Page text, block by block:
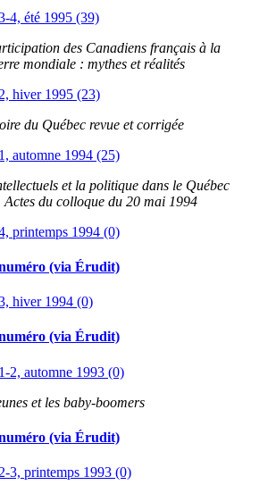
4, été 1995 (39)
des Canadiens français à la
mondiale : mythes et réalités
hiver 1995 (23)
du Québec revue et corrigée
automne 1994 (25)
et la politique dans le Québec
du colloque du 20 mai 1994
printemps 1994 (0)
(via Érudit)
hiver 1994 (0)
(via Érudit)
2, automne 1993 (0)
et les baby-boomers
(via Érudit)
3, printemps 1993 (0)